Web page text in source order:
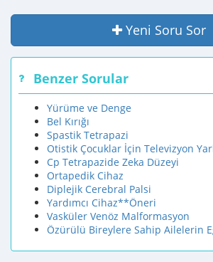
Yeni Soru Sor
Benzer Sorular
Yürüme ve Denge
Bel Kırığı
Spastik Tetrapazi
Otistik Çocuklar İçin Televizyon
Cp Tetrapazide Zeka Düzeyi
Ortapedik Cihaz
Diplejik Cerebral Palsi
Yardımcı Cihaz**Öneri
Vasküler Venöz Malformasyon
Özürülü Bireylere Sahip Ailelerin